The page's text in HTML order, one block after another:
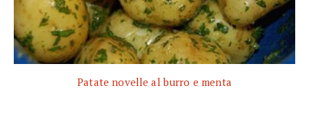
Patate novelle al burro e menta